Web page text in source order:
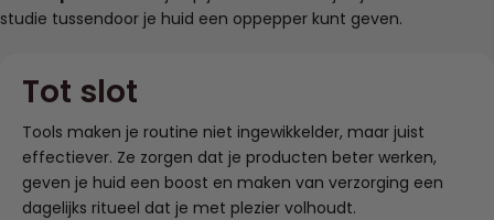
studie tussendoor je huid een oppepper kunt geven.
Tot slot
Tools maken je routine niet ingewikkelder, maar juist
effectiever. Ze zorgen dat je producten beter werken,
geven je huid een boost en maken van verzorging een
dagelijks ritueel dat je met plezier volhoudt.